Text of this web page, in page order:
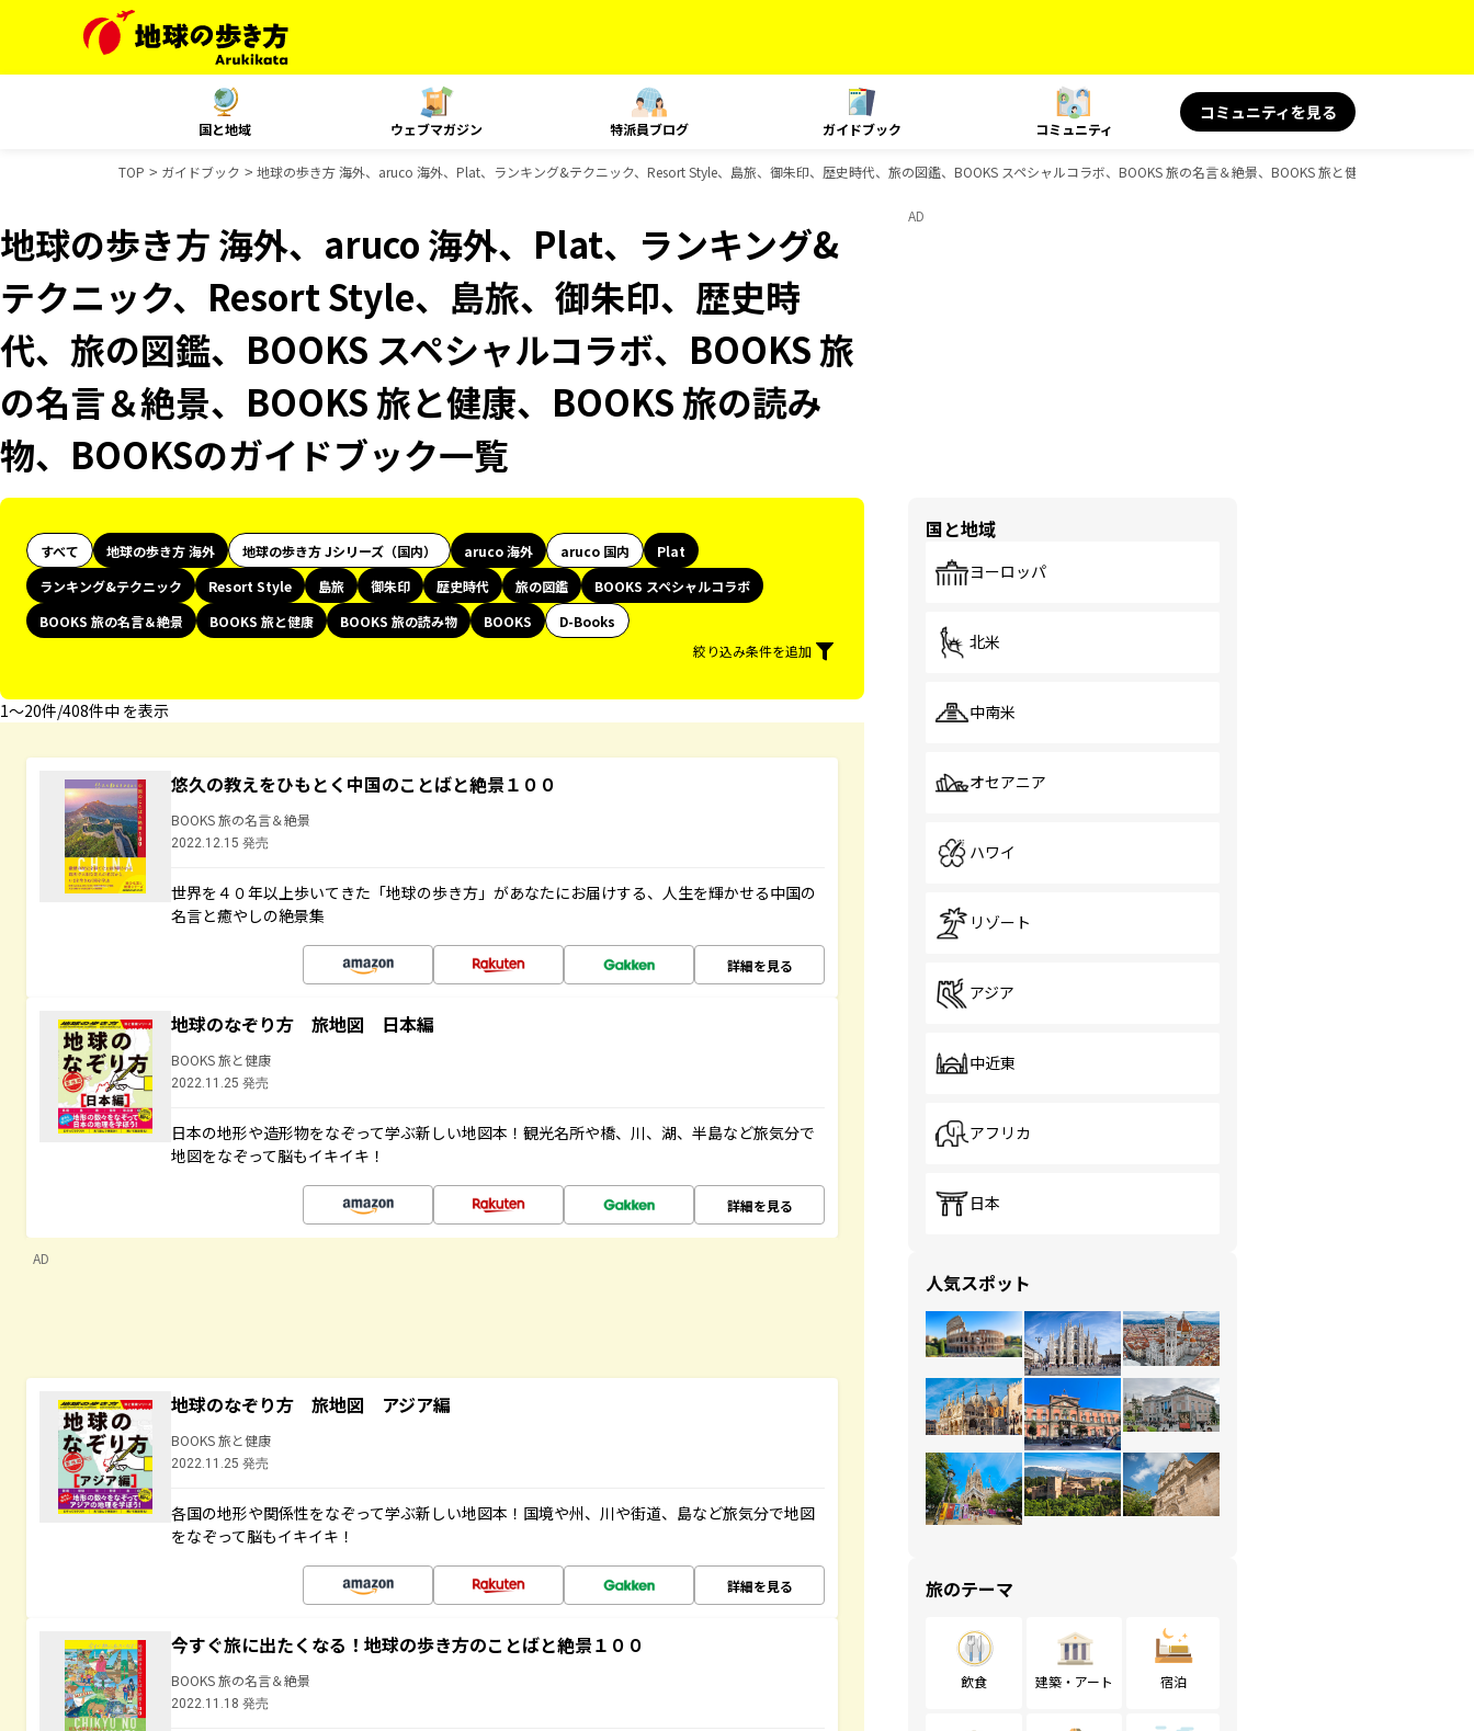
国と地域 ウェブマガジン 特派員ブログ ガイドブック コミュニティ
コミュニティを見る
TOP ガイドブック 地球の歩き方 海外、aruco 海外、Plat、ランキング&テクニック、Resort Style、島旅、御朱印、歴史時代、旅の図鑑、BOOKS スペシャルコラボ、BOOKS 旅の名言＆絶景、BOOKS 旅と健康、BOOKS 旅の
地球の歩き方 海外、aruco 海外、Plat、ランキング&
テクニック、Resort Style、島旅、御朱印、歴史時
代、旅の図鑑、BOOKS スペシャルコラボ、BOOKS 旅
の名言＆絶景、BOOKS 旅と健康、BOOKS 旅の読み
物、BOOKSのガイドブック一覧
すべて 地球の歩き方 海外 地球の歩き方 Jシリーズ（国内） aruco 海外 aruco 国内
Plat
ランキング&テクニック
Resort Style 島旅 御朱印 歴史時代 旅の図鑑
BOOKS スペシャルコラボ
BOOKS 旅の名言＆絶景
BOOKS 旅と健康 BOOKS 旅の読み物 BOOKS
D-Books
絞り込み条件を追加
1〜20件/408件中 を表示
悠久の教えをひもとく中国のことばと絶景１００
BOOKS 旅の名言＆絶景
2022.12.15 発売
世界を４０年以上歩いてきた「地球の歩き方」があなたにお届けする、人生を輝かせる中国の
名言と癒やしの絶景集
詳細を見る
地球のなぞり方 旅地図 日本編
BOOKS 旅と健康
2022.11.25 発売
日本の地形や造形物をなぞって学ぶ新しい地図本！観光名所や橋、川、湖、半島など旅気分で
地図をなぞって脳もイキイキ！
詳細を見る
AD
地球のなぞり方 旅地図 アジア編
BOOKS 旅と健康
2022.11.25 発売
各国の地形や関係性をなぞって学ぶ新しい地図本！国境や州、川や街道、島など旅気分で地図
をなぞって脳もイキイキ！
詳細を見る
今すぐ旅に出たくなる！地球の歩き方のことばと絶景１００
BOOKS 旅の名言＆絶景
2022.11.18 発売
AD
国と地域
ヨーロッパ
北米
中南米
オセアニア
ハワイ
リゾート
アジア
中近東
アフリカ
日本
人気スポット
旅のテーマ
飲食 建築・アート 宿泊